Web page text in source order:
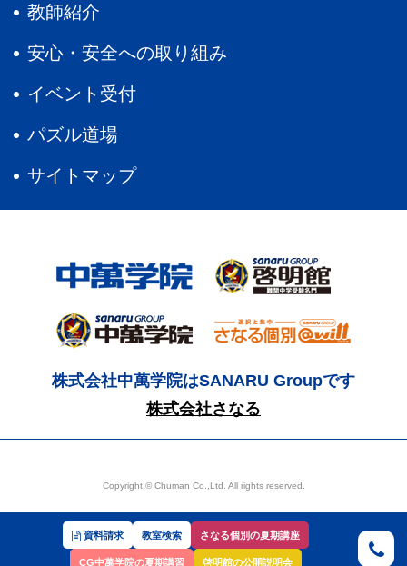
資料請求 教室検索 さなる個別の夏期講座
CG中萬学院の夏期講習 啓明館の公開説明会
教師紹介
安心・安全への取り組み
イベント受付
パズル道場
サイトマップ
株式会社中萬学院はSANARU Groupです
株式会社さなる
Copyright © Chuman Co.,Ltd. All rights reserved.